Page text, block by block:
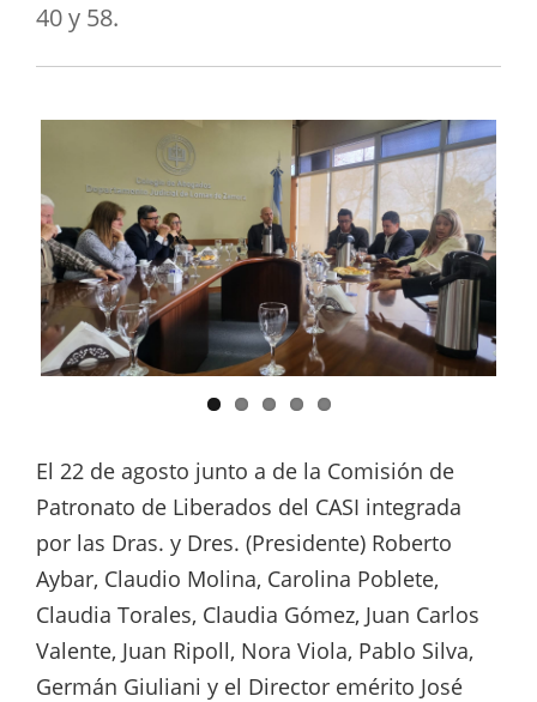
40 y 58.
El 22 de agosto junto a de la Comisión de
Patronato de Liberados del CASI integrada
por las Dras. y Dres. (Presidente) Roberto
Aybar, Claudio Molina, Carolina Poblete,
Claudia Torales, Claudia Gómez, Juan Carlos
Valente, Juan Ripoll, Nora Viola, Pablo Silva,
Germán Giuliani y el Director emérito José